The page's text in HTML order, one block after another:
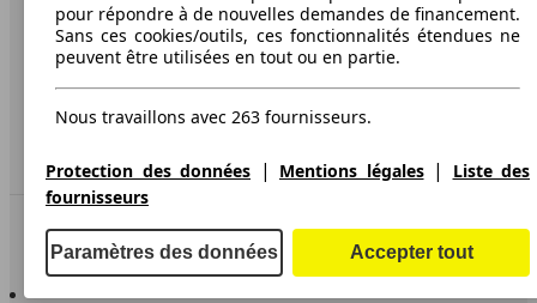
Protection des données
Service
Espace Pro
Contact
pour répondre à de nouvelles demandes de financement.
Sans ces cookies/outils, ces fonctionnalités étendues ne
peuvent être utilisées en tout ou en partie.
Nous travaillons avec 263 fournisseurs.
Protection des données | Mentions légales|
Liste des
fournisseurs
Paramètres des données Accepter tout